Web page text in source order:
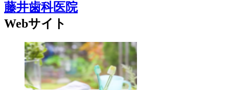
藤井歯科医院
Webサイト